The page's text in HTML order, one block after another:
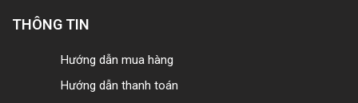
THÔNG TIN
Hướng dẫn mua hàng
Hướng dẫn thanh toán